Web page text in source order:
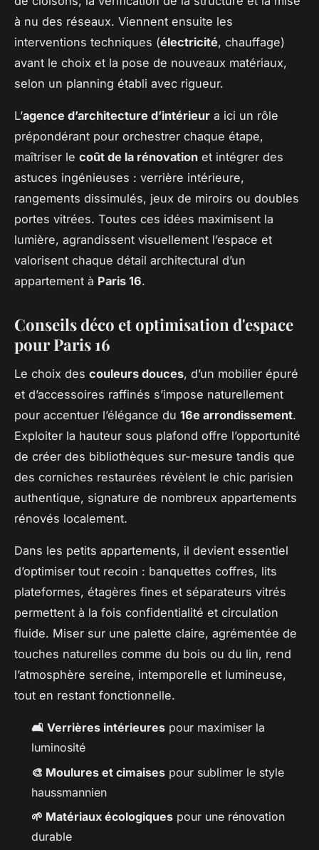
à nu des réseaux. Viennent ensuite les
interventions techniques (électricité, chauffage)
avant le choix et la pose de nouveaux matériaux,
selon un planning établi avec rigueur.
L’agence d’architecture d’intérieur a ici un rôle
prépondérant pour orchestrer chaque étape,
maîtriser le coût de la rénovation et intégrer des
astuces ingénieuses : verrière intérieure,
rangements dissimulés, jeux de miroirs ou doubles
portes vitrées. Toutes ces idées maximisent la
lumière, agrandissent visuellement l’espace et
valorisent chaque détail architectural d’un
appartement à Paris 16.
Conseils déco et optimisation d'espace
pour Paris 16
Le choix des couleurs douces, d’un mobilier épuré
et d’accessoires raffinés s’impose naturellement
pour accentuer l’élégance du 16e arrondissement.
Exploiter la hauteur sous plafond offre l’opportunité
de créer des bibliothèques sur-mesure tandis que
des corniches restaurées révèlent le chic parisien
authentique, signature de nombreux appartements
rénovés localement.
Dans les petits appartements, il devient essentiel
d’optimiser tout recoin : banquettes coffres, lits
plateformes, étagères fines et séparateurs vitrés
permettent à la fois confidentialité et circulation
fluide. Miser sur une palette claire, agrémentée de
touches naturelles comme du bois ou du lin, rend
l’atmosphère sereine, intemporelle et lumineuse,
tout en restant fonctionnelle.
🛋️ Verrières intérieures pour maximiser la
luminosité
🎨 Moulures et cimaises pour sublimer le style
haussmannien
🌱 Matériaux écologiques pour une rénovation
durable